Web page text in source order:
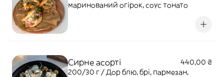
маринований огірок, соус тонато
Сирне асорті
440,00 ₴
200/30 г / Дор блю, брі, пармезан,